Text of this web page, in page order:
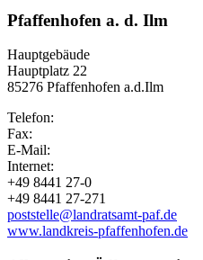
Pfaffenhofen a. d. Ilm
Hauptgebäude
Hauptplatz 22
85276 Pfaffenhofen a.d.Ilm
Telefon:
Fax:
E-Mail:
Internet:
+49 8441 27-0
+49 8441 27-271
poststelle@landratsamt-paf.de
www.landkreis-pfaffenhofen.de